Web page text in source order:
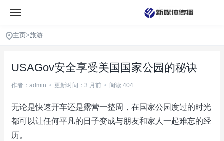
主页>旅游
USAGov安全享受美国国家公园的秘诀
作者：admin • 更新时间：3 月前 • 阅读 404
无论是快速开车还是露营一整周，在国家公园度过的时光
都可以让任何平凡的日子变成与朋友和家人一起难忘的经
历。